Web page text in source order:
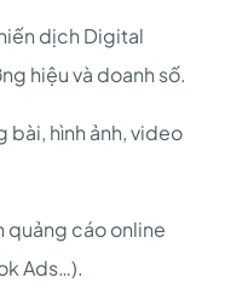
dịch Digital
hiệu và doanh số.
bài, hình ảnh, video
quảng cáo online
Ads…).